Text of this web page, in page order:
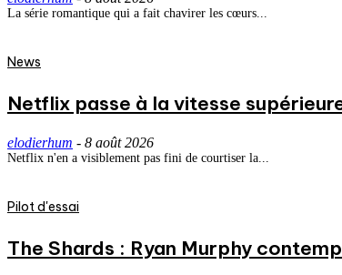
La série romantique qui a fait chavirer les cœurs...
News
Netflix passe à la vitesse
elodierhum - 8 août 2026
Netflix n'en a visiblement pas fini de courtiser la...
Pilot d'essai
The Shards : Ryan Murphy